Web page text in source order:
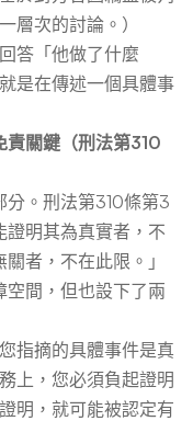
層次的討論。）
答「他做了什麼
是在傳述一個具體事
責關鍵（刑法第310
。刑法第310條第3
明其為真實者，不
者，不在此限。」
間，但也設下了兩
指摘的具體事件是真
上，您必須負起證明
明，就可能被認定有